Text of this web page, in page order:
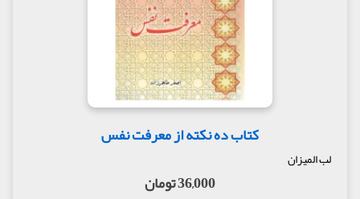
کتاب ده نکته از معرفت نفس
لب المیزان
36,000 تومان